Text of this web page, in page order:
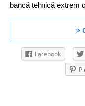
bancă tehnică extrem
Facebook